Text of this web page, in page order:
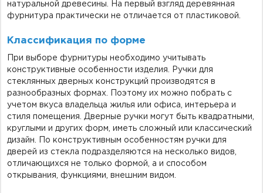
натуральной древесины. На первый взгляд деревянная
фурнитура практически не отличается от пластиковой.
Классификация по форме
При выборе фурнитуры необходимо учитывать
конструктивные особенности изделия. Ручки для
стеклянных дверных конструкций производятся в
разнообразных формах. Поэтому их можно побрать с
учетом вкуса владельца жилья или офиса, интерьера и
стиля помещения. Дверные ручки могут быть квадратными,
круглыми и других форм, иметь сложный или классический
дизайн. По конструктивным особенностям ручки для
дверей из стекла подразделяются на несколько видов,
отличающихся не только формой, а и способом
открывания, функциями, внешним видом.